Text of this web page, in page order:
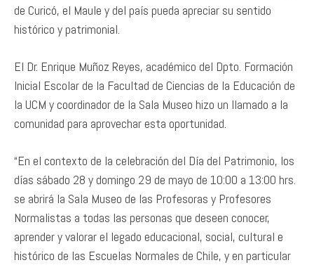
de Curicó, el Maule y del país pueda apreciar su sentido
histórico y patrimonial.
El Dr. Enrique Muñoz Reyes, académico del Dpto. Formación
Inicial Escolar de la Facultad de Ciencias de la Educación de
la UCM y coordinador de la Sala Museo hizo un llamado a la
comunidad para aprovechar esta oportunidad.
“En el contexto de la celebración del Día del Patrimonio, los
días sábado 28 y domingo 29 de mayo de 10:00 a 13:00 hrs.
se abrirá la Sala Museo de las Profesoras y Profesores
Normalistas a todas las personas que deseen conocer,
aprender y valorar el legado educacional, social, cultural e
histórico de las Escuelas Normales de Chile, y en particular